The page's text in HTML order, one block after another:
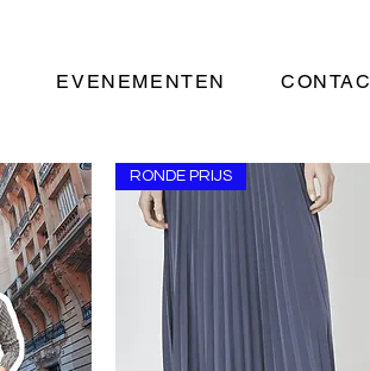
EVENEMENTEN
RONDE PRIJS